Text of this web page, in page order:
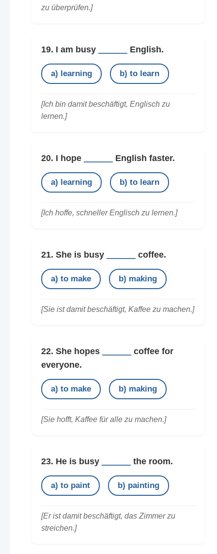
zu überprüfen.]
19. I am busy English.
a) learning b) to learn
[Ich bin damit beschäftigt, Englisch zu
lernen.]
20. I hope English faster.
a) learning b) to learn
[Ich hoffe, schneller Englisch zu lernen.]
21. She is busy coffee.
a) to make b) making
[Sie ist damit beschäftigt, Kaffee zu machen.]
22. She hopes
coffee for
everyone.
a) to make b) making
[Sie hofft, Kaffee für alle zu machen.]
23. He is busy the room.
a) to paint b) painting
[Er ist damit beschäftigt, das Zimmer zu
streichen.]